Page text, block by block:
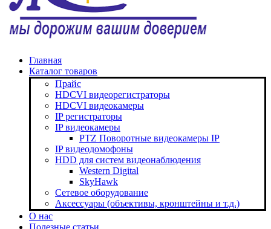
Главная
Каталог товаров
Прайс
HDCVI видеорегистраторы
HDCVI видеокамеры
IP регистраторы
IP видеокамеры
PTZ Поворотные видеокамеры IP
IP видеодомофоны
HDD для систем видеонаблюдения
Western Digital
SkyHawk
Сетевое оборудование
Аксессуары (объективы, кронштейны и т.д.)
О нас
Полезные статьи